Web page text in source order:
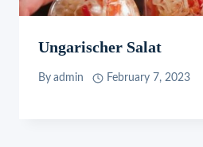
Ungarischer Salat
By admin February 7, 2023